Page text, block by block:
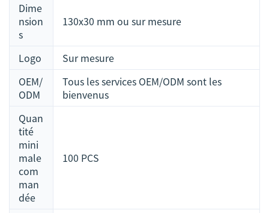
Dime
nsion
s
130x30 mm ou sur mesure
Logo
Sur mesure
OEM/
ODM
Tous les services OEM/ODM sont les
bienvenus
Quan
tité
mini
male
com
man
dée
100 PCS